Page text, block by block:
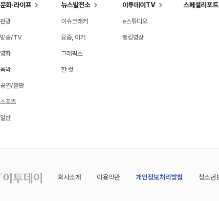
문화·라이프
관광
방송/TV
영화
음악
공연/출판
스포츠
일반
뉴스발전소
이슈크래커
요즘, 이거
그래픽스
한 컷
이투데이TV
e스튜디오
랭킹영상
스페셜리포트
회사소개 이용약관 개인정보처리방침 청소년